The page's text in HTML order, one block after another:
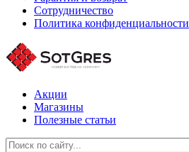
Сотрудничество
Политика конфиденциальности
Акции
Магазины
Полезные статьи